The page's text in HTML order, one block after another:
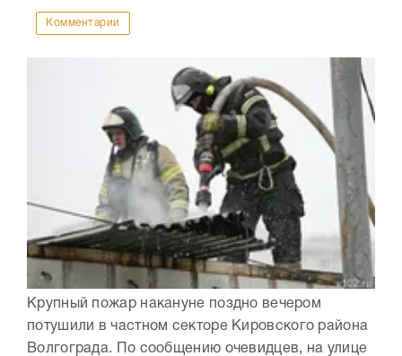
Комментарии
Крупный пожар накануне поздно вечером
потушили в частном секторе Кировского района
Волгограда. По сообщению очевидцев, на улице